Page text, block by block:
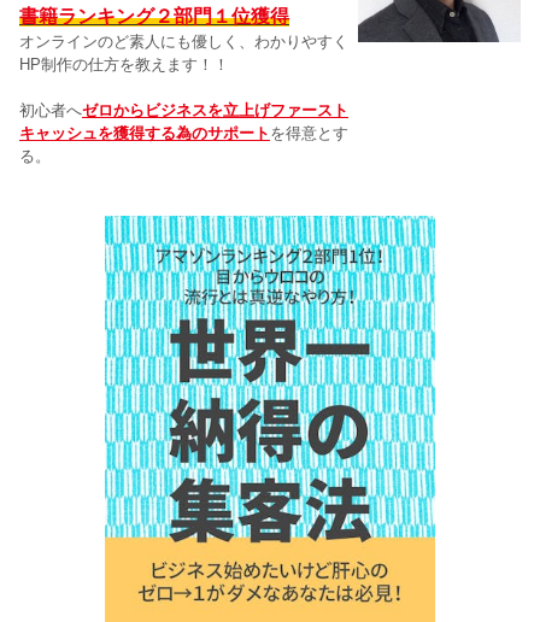
書籍ランキング２部門１位獲得
オンラインのど素人にも優しく、わかりやすく
HP制作の仕方を教えます！！
初心者へゼロからビジネスを立上げファースト
キャッシュを獲得する為のサポート を得意とす
る。